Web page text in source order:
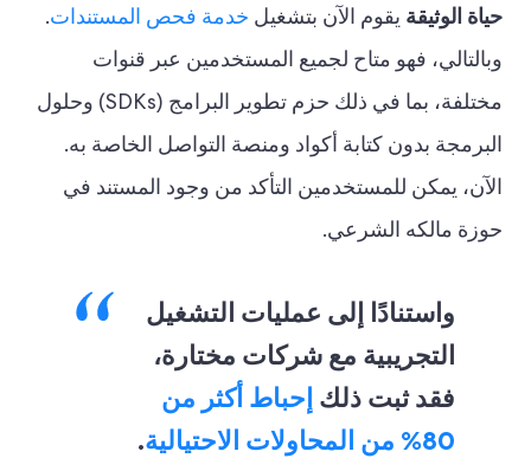
حياة الوثيقة يقوم الآن بتشغيل خدمة فحص المستندات.
وبالتالي، فهو متاح لجميع المستخدمين عبر قنوات
مختلفة، بما في ذلك حزم تطوير البرامج (SDKs) وحلول
البرمجة بدون كتابة أكواد ومنصة التواصل الخاصة به.
الآن، يمكن للمستخدمين التأكد من وجود المستند في
حوزة مالكه الشرعي.
واستنادًا إلى عمليات التشغيل
التجريبية مع شركات مختارة،
فقد ثبت ذلك إحباط أكثر من
80% من المحاولات الاحتيالية
.